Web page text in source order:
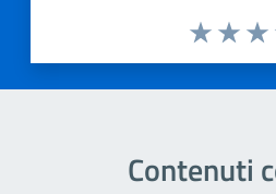
Valuta
Valuta 1
Contenuti